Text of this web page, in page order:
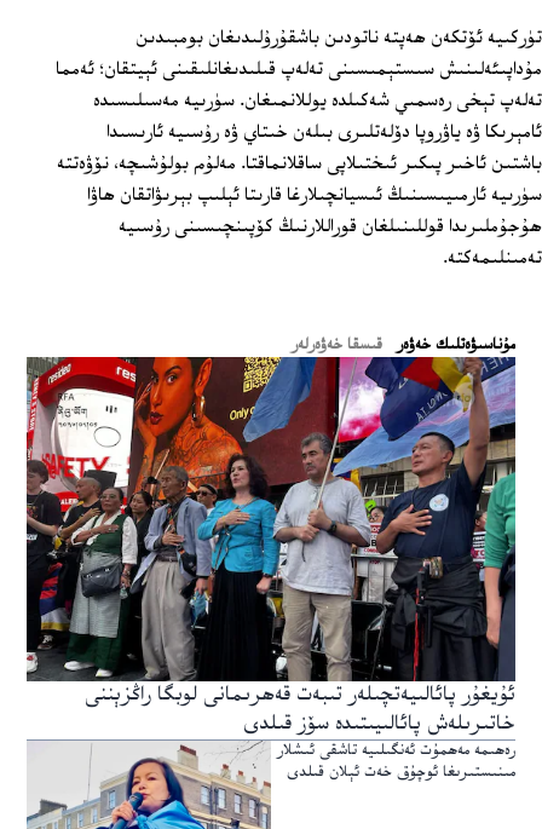
تۈركىيە ئۆتكەن ھەپتە ناتودىن باشقۇرۇلىدىغان بومبىدىن
مۇداپىئەلىنىش سىستېمىسىنى تەلەپ قىلىدىغانلىقىنى ئېيتقان؛ ئەمما
تەلەپ تېخى رەسمىي شەكىلدە يوللانمىغان. سۈرىيە مەسىلىسىدە
ئامېرىكا ۋە ياۋروپا دۆلەتلىرى بىلەن خىتاي ۋە رۇسىيە ئارىسىدا
باشتىن ئاخىر پىكىر ئىختىلاپى ساقلانماقتا. مەلۇم بولۇشىچە، نۆۋەتتە
سۈرىيە ئارمىيىسىنىڭ ئىسيانچىلارغا قارىتا ئېلىپ بېرىۋاتقان ھاۋا
ھۇجۇملىرىدا قوللىنىلغان قوراللارنىڭ كۆپىنچىسىنى رۇسىيە
تەمىنلىمەكتە.
ﻣﯘﻧﺎﺳﯩﯟﻩﺗﻠﯩﻚ ﺧﻪﯞﻩﺭ قىسقا خەۋەرلەر
ئۇيغۇر پائالىيەتچىلەر تىبەت قەھرىمانى لوبگا راڭزېننى
خاتىرىلەش پائالىيىتىدە سۆز قىلدى
رەھىمە مەھمۇت ئەنگىلىيە تاشقى ئىشلار
مىنىستىرىغا ئوچۇق خەت ئېلان قىلدى